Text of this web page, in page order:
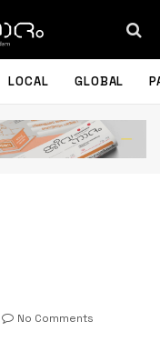
LOCAL GLOBAL
No Comments